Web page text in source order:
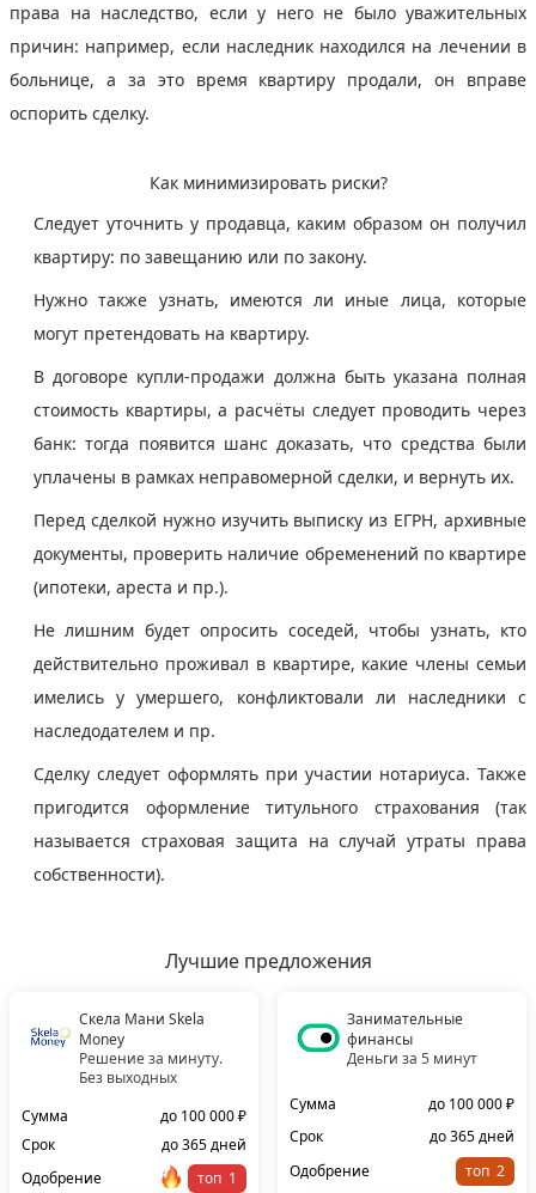
права на наследство, если у него не было уважительных
причин: например, если наследник находился на лечении в
больнице, а за это время квартиру продали, он вправе
оспорить сделку.
Как минимизировать риски?
Следует уточнить у продавца, каким образом он получил
квартиру: по завещанию или по закону.
Нужно также узнать, имеются ли иные лица, которые
могут претендовать на квартиру.
В договоре купли-продажи должна быть указана полная
стоимость квартиры, а расчёты следует проводить через
банк: тогда появится шанс доказать, что средства были
уплачены в рамках неправомерной сделки, и вернуть их.
Перед сделкой нужно изучить выписку из ЕГРН, архивные
документы, проверить наличие обременений по квартире
(ипотеки, ареста и пр.).
Не лишним будет опросить соседей, чтобы узнать, кто
действительно проживал в квартире, какие члены семьи
имелись у умершего, конфликтовали ли наследники с
наследодателем и пр.
Сделку следует оформлять при участии нотариуса. Также
пригодится оформление титульного страхования (так
называется страховая защита на случай утраты права
собственности).
Лучшие предложения
Скела Мани Skela
Money
Решение за минуту.
Без выходных
Сумма
до 100 000 ₽
Срок
до 365 дней
Одобрение
топ
Занимательные
финансы
Деньги за 5 минут
Сумма
до 100 000 ₽
Срок
до 365 дней
Одобрение
топ